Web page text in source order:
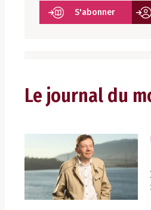
S'abonner
Le journal du